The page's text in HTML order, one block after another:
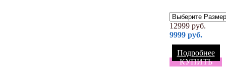
12999 руб.
9999 руб.
Подробнее
КУПИТЬ